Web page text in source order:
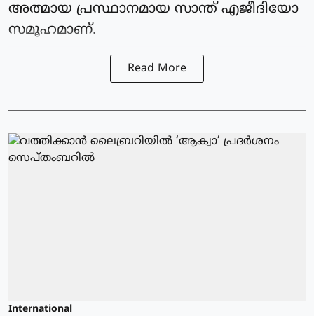
അത്മായ പ്രസ്ഥാനമായ സാന്ത് എജീദിയോ
സമൂഹമാണ്.
Read More
International